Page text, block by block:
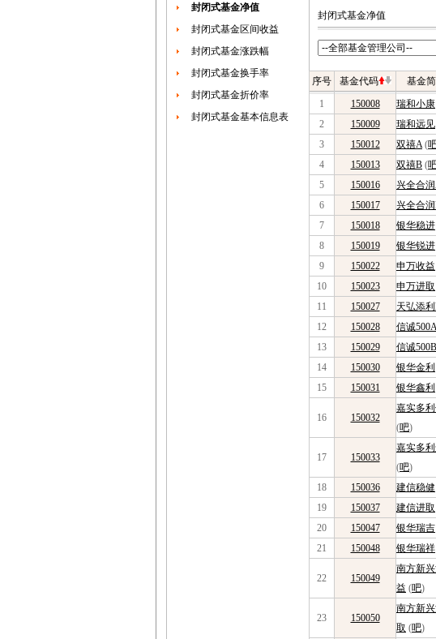
封闭式基金净值
封闭式基金区间收益
封闭式基金涨跌幅
封闭式基金换手率
封闭式基金折价率
封闭式基金基本信息表
封闭式基金净值
序号 基金代码 基金
1
150008 瑞和小康
2
150009 瑞和远见
3
150012 双禧A(
4
150013 双禧B (
5
150016 兴全合
6
150017 兴全合
7
150018 银华稳进
8
150019 银华锐进
9
150022 申万收益
10
150023 申万进取
11
150027 天弘添
12
150028 信诚500A
13
150029 信诚500B
14
150030 银华金利
15
150031 银华鑫利
16 150032
嘉实多
(吧)
17 150033
嘉实多
(吧)
18 150036 建信稳健
19
150037 建信进取
20
150047 银华瑞吉
21
150048 银华瑞祥
22 150049
南方新
益 (吧)
23 150050
南方新
取 (吧)